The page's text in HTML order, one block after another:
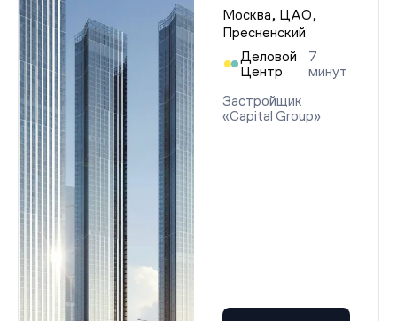
Москва, ЦАО,
Пресненский
Деловой
Центр
7
минут
Застройщик
«Capital Group»